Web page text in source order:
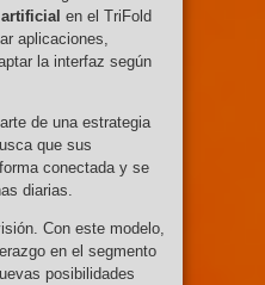
en el TriFold
aplicaciones,
la interfaz según
de una estrategia
que sus
conectada y se
diarias.
Con este modelo,
en el segmento
posibilidades